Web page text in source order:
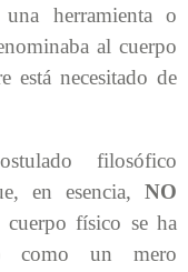
herramienta o
al cuerpo
está necesitado de
filosófico
en esencia, NO
físico se ha
como un mero